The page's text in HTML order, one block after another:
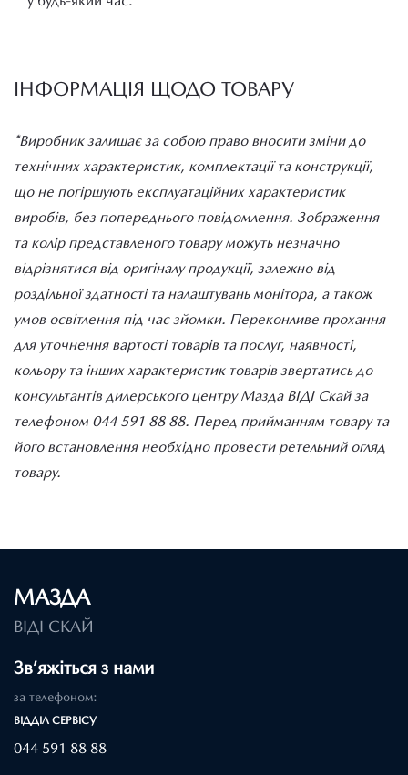
ІНФОРМАЦІЯ ЩОДО ТОВАРУ
*Виробник залишає за собою право вносити зміни до
технічних характеристик, комплектації та конструкції,
що не погіршують експлуатаційних характеристик
виробів, без попереднього повідомлення. Зображення
та колір представленого товару можуть незначно
відрізнятися від оригіналу продукції, залежно від
роздільної здатності та налаштувань монітора, а також
умов освітлення під час зйомки. Переконливе прохання
для уточнення вартості товарів та послуг, наявності,
кольору та інших характеристик товарів звертатись до
консультантів дилерського центру Мазда ВІДІ Скай за
телефоном 044 591 88 88. Перед прийманням товару та
його встановлення необхідно провести ретельний огляд
товару.
МАЗДА
ВІДІ СКАЙ
Зв’яжіться з нами
за телефоном:
ВІДДІЛ CЕРВІСУ
044 591 88 88